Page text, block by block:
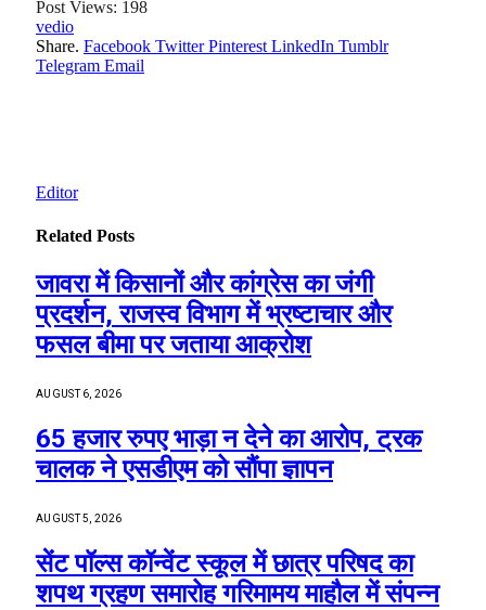
Post Views: 198
vedio
Share. Facebook Twitter Pinterest LinkedIn Tumblr
Telegram Email
Editor
Related Posts
जावरा में किसानों और कांग्रेस का जंगी
प्रदर्शन, राजस्व विभाग में भ्रष्टाचार और
फसल बीमा पर जताया आक्रोश
AUGUST 6, 2026
65 हजार रुपए भाड़ा न देने का आरोप, ट्रक
चालक ने एसडीएम को सौंपा ज्ञापन
AUGUST 5, 2026
सेंट पॉल्स कॉन्वेंट स्कूल में छात्र परिषद का
शपथ ग्रहण समारोह गरिमामय माहौल में संपन्न